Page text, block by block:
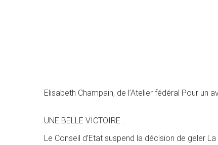
Elisabeth Champain, de l’Atelier fédéral Pour un
UNE BELLE VICTOIRE :
Le Conseil d’Etat suspend la décision de geler